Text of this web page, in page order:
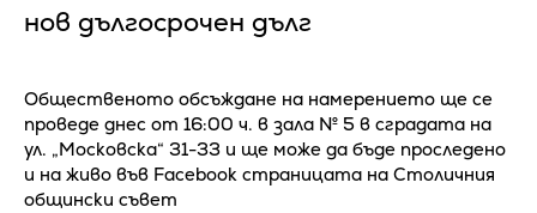
нов дългосрочен дълг
Общественото обсъждане на намерението ще се
проведе днес от 16:00 ч. в зала № 5 в сградата на
ул. „Московска“ 31-33 и ще може да бъде проследено
и на живо във Facebook страницата на Столичния
общински съвет